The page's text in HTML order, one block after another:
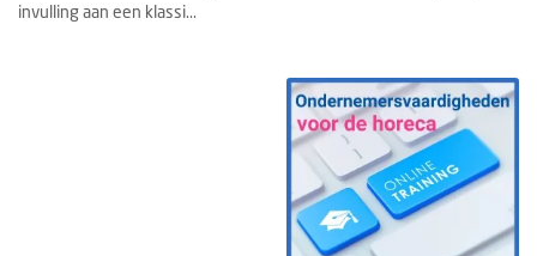
invulling aan een klassi...